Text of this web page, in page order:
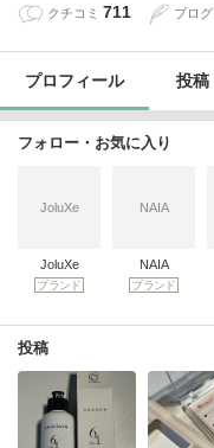
クチコミ 711 ブログ
プロフィール 投稿
フォロー・お気に入り
JoluXe
JoluXe
ブランド
NAIA
NAIA
ブランド
投稿